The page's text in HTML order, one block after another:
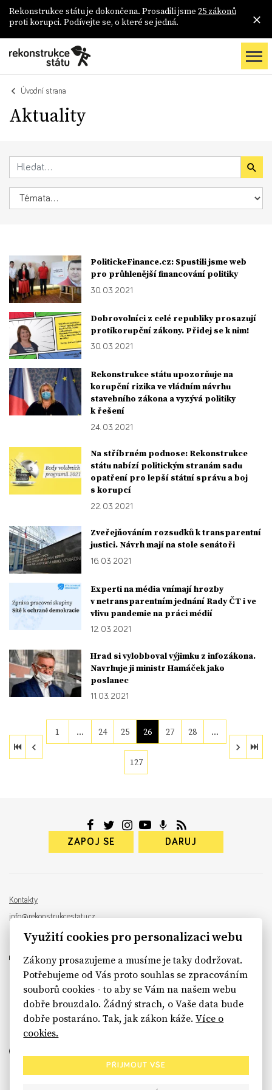
Rekonstrukce státu je dokončena. Prosadili jsme 25 zákonů
proti korupci. Podívejte se, o které se jedná.
Úvodní strana
Aktuality
PolitickeFinance.cz: Spustili jsme web
pro průhlenější financování politiky
30. 03. 2021
Dobrovolníci z celé republiky prosazují
protikorupční zákony. Přidej se k nim!
30. 03. 2021
Rekonstrukce státu upozorňuje na
korupční rizika ve vládním návrhu
stavebního zákona a vyzývá politiky
k řešení
24. 03. 2021
Na stříbrném podnose: Rekonstrukce
státu nabízí politickým stranám sadu
opatření pro lepší státní správu a boj
s korupcí
22. 03. 2021
Zveřejňováním rozsudků k transparentní
justici. Návrh mají na stole senátoři
16. 03. 2021
Experti na média vnímají hrozby
v netransparentním jednání Rady ČT i ve
vlivu pandemie na práci médií
12. 03. 2021
Hrad si vylobboval výjimku z infozákona.
Navrhuje ji ministr Hamáček jako
poslanec
11. 03. 2021
1 … 24 25 26 27 28 …
127
ZAPOJ SE DARUJ
Kontakty
info@rekonstrukcestatu.cz
Návrh a vývoj: Sinfin , ilustrace:
sinfin.digital
Využití cookies pro personalizaci webu
Zákony prosazujeme a musíme je taky dodržovat.
Potřebujeme od Vás proto souhlas se zpracováním
souborů cookies - to aby se Vám na našem webu
dobře brouzdalo. Žádný strach, o Vaše data bude
dobře postaráno. Tak, jak zákon káže.Více o
cookies.
PŘIJMOUT VŠE